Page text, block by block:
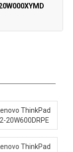
ThinkPad
20W600DRPE
ThinkPad